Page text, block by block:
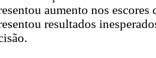
aumento nos
resultados